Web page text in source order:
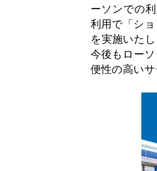
ーソンでの
利用で「シ
を実施いたし
今後もロー
便性の高い